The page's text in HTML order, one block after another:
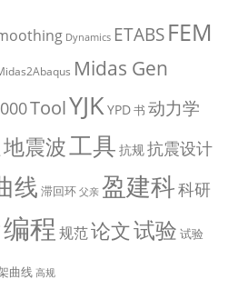
Dynamics ETABSFEM
Midas Gen
ToolYJKYPD书 动力学
地震波工具 抗规抗震设计
线 滞回环 父亲 盈建科科研
编程 规范论文试验 试验
曲线 高规